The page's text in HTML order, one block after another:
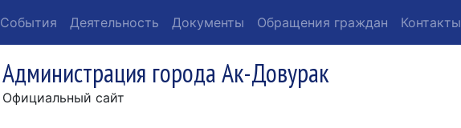
События Деятельность Документы Обращения граждан Контакты
Администрация города Ак-Довурак
Официальный сайт